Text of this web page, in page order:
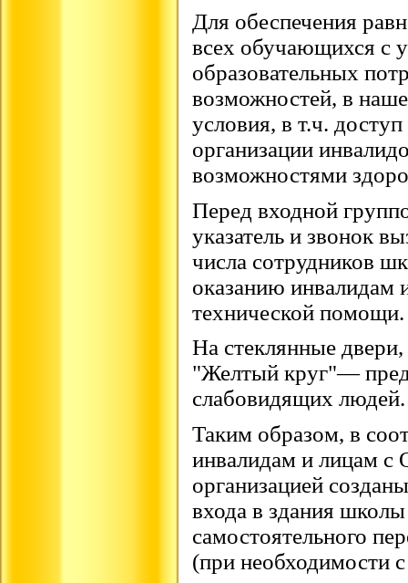
Для обеспечения
всех обучающихся с
образовательных
возможностей, в
условия, в т.ч.
организации
возможностями
Перед входной
указатель и звонок
числа сотрудников
оказанию инвалидам
технической помощи.
На стеклянные
"Желтый круг"—
слабовидящих людей.
Таким образом, в
инвалидам и лицам с
организацией
входа в здания
самостоятельного
(при необходимости